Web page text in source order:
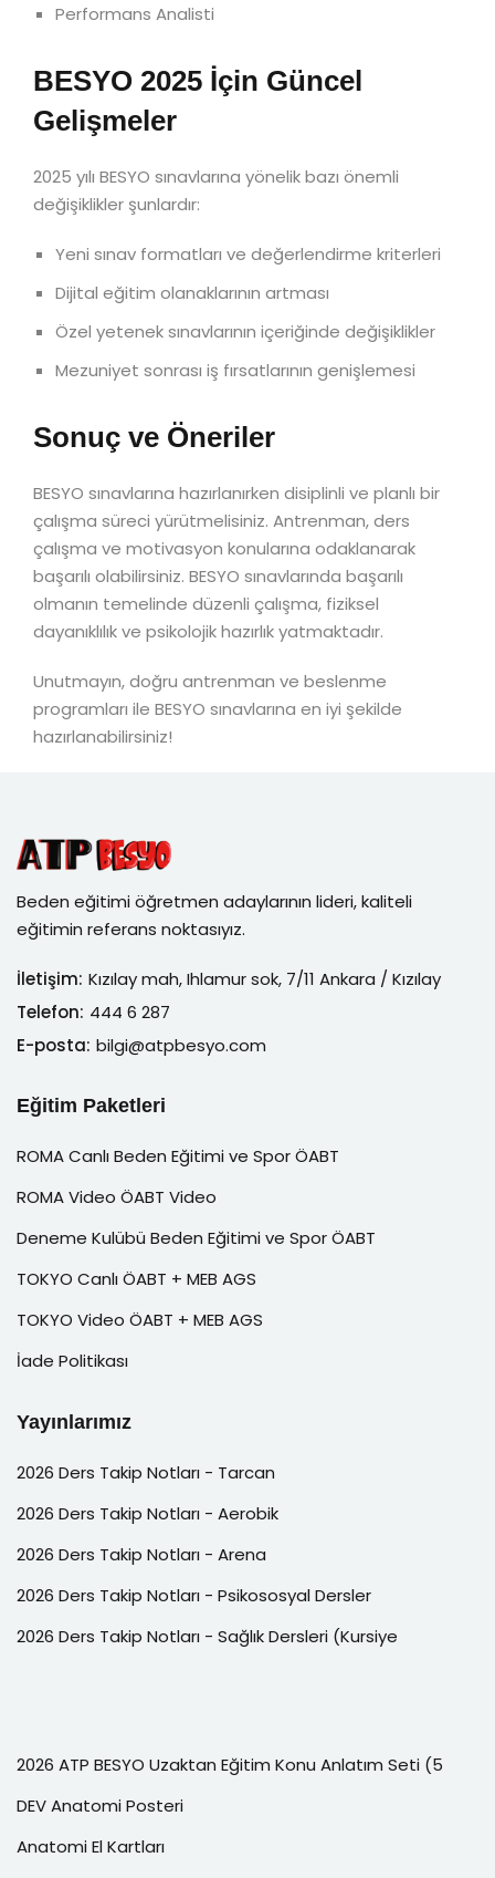
Performans Analisti
BESYO 2025 İçin Güncel
Gelişmeler
2025 yılı BESYO sınavlarına yönelik bazı önemli
değişiklikler şunlardır:
Yeni sınav formatları ve değerlendirme kriterleri
Dijital eğitim olanaklarının artması
Özel yetenek sınavlarının içeriğinde değişiklikler
Mezuniyet sonrası iş fırsatlarının genişlemesi
Sonuç ve Öneriler
BESYO sınavlarına hazırlanırken disiplinli ve planlı bir
çalışma süreci yürütmelisiniz. Antrenman, ders
çalışma ve motivasyon konularına odaklanarak
başarılı olabilirsiniz. BESYO sınavlarında başarılı
olmanın temelinde düzenli çalışma, fiziksel
dayanıklılık ve psikolojik hazırlık yatmaktadır.
Unutmayın, doğru antrenman ve beslenme
programları ile BESYO sınavlarına en iyi şekilde
hazırlanabilirsiniz!
Beden eğitimi öğretmen adaylarının lideri, kaliteli
eğitimin referans noktasıyız.
İletişim: Kızılay mah, Ihlamur sok, 7/11 Ankara / Kızılay
Telefon: 444 6 287
E-posta: bilgi@atpbesyo.com
Eğitim Paketleri
ROMA Canlı Beden Eğitimi ve Spor ÖABT
ROMA Video ÖABT Video
Deneme Kulübü Beden Eğitimi ve Spor ÖABT
TOKYO Canlı ÖABT + MEB AGS
TOKYO Video ÖABT + MEB AGS
İade Politikası
Yayınlarımız
2026 Ders Takip Notları - Tarcan
2026 Ders Takip Notları - Aerobik
2026 Ders Takip Notları - Arena
2026 Ders Takip Notları - Psikososyal Dersler
2026 Ders Takip Notları - Sağlık Dersleri (Kursiye
2026 ATP BESYO Uzaktan Eğitim Konu Anlatım Seti (5
DEV Anatomi Posteri
Anatomi El Kartları